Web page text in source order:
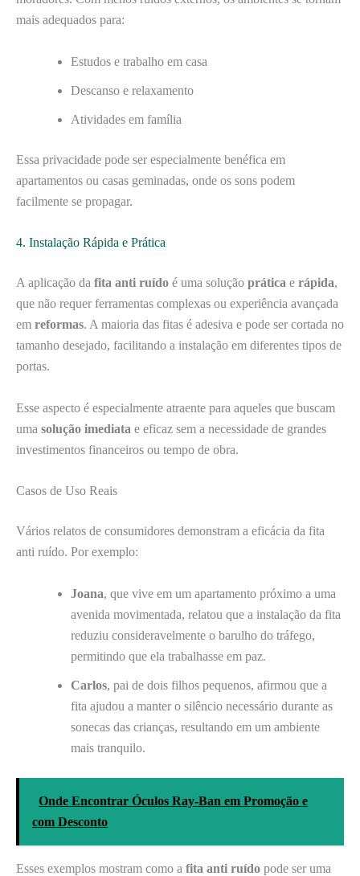
mais adequados para:
Estudos e trabalho em casa
Descanso e relaxamento
Atividades em família
Essa privacidade pode ser especialmente benéfica em
apartamentos ou casas geminadas, onde os sons podem
facilmente se propagar.
4. Instalação Rápida e Prática
A aplicação da fita anti ruído é uma solução prática e rápida,
que não requer ferramentas complexas ou experiência avançada
em reformas. A maioria das fitas é adesiva e pode ser cortada no
tamanho desejado, facilitando a instalação em diferentes tipos de
portas.
Esse aspecto é especialmente atraente para aqueles que buscam
uma solução imediata e eficaz sem a necessidade de grandes
investimentos financeiros ou tempo de obra.
Casos de Uso Reais
Vários relatos de consumidores demonstram a eficácia da fita
anti ruído. Por exemplo:
Joana, que vive em um apartamento próximo a uma
avenida movimentada, relatou que a instalação da fita
reduziu consideravelmente o barulho do tráfego,
permitindo que ela trabalhasse em paz.
Carlos, pai de dois filhos pequenos, afirmou que a
fita ajudou a manter o silêncio necessário durante as
sonecas das crianças, resultando em um ambiente
mais tranquilo.
Onde Encontrar Óculos Ray-Ban em Promoção e
com Desconto
Esses exemplos mostram como a fita anti ruído pode ser uma